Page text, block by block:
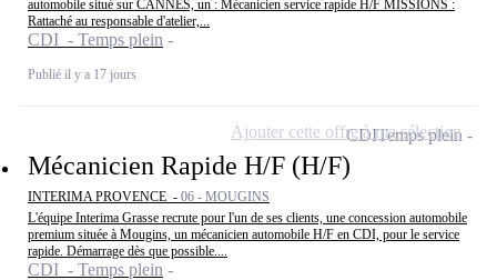
automobile situé sur CANNES, un : Mécanicien service rapide H/F MISSIONS :
Rattaché au responsable d'atelier,...
CDI - Temps plein
Publié il y a 17 jours
Mécanicien Rapide H/F (H/F)
INTERIMA PROVENCE - 06 - MOUGINS
L'équipe Interima Grasse recrute pour l'un de ses clients, une concession automobile
premium située à Mougins, un mécanicien automobile H/F en CDI, pour le service
rapide. Démarrage dès que possible....
CDI - Temps plein
CDITemps plein
Ajouter cette offre à ma sélection